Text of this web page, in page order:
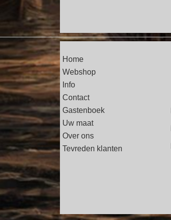
Home
Webshop
Info
Contact
Gastenboek
Uw maat
Over ons
Tevreden klanten